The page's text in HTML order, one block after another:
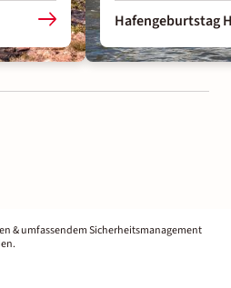
Hafengeburtstag
& umfassendem Sicherheitsmanagement